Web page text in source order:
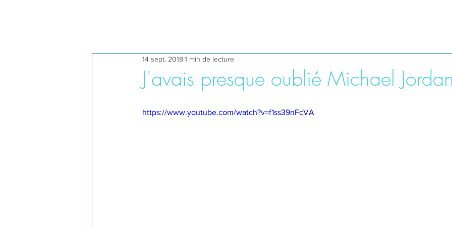
J'avais presque oublié Michael
14 sept. 20181 min de lecture
https://www.youtube.com/watch?v=f1ss39nFcVA